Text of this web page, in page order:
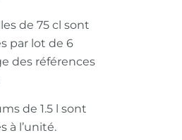
de 75 cl sont
par lot de 6
des références
de 1.5 l sont
à l’unité.